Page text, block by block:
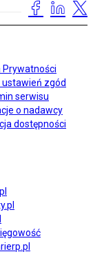
Prywatności
zgód
serwisu
o nadawcy
dostępności